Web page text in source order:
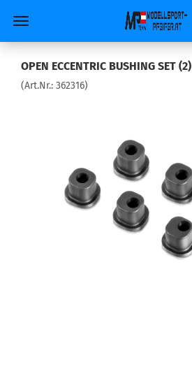
OPEN ECCENTRIC BUSHING SET (2)
(Art.Nr.: 362316)